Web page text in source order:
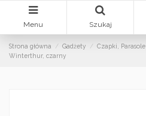
Menu Szukaj
Strona główna Gadżety Czapki, Parasole
Winterthur, czarny